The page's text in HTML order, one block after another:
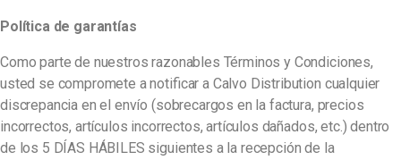
Política de garantías
Como parte de nuestros razonables Términos y Condiciones,
usted se compromete a notificar a Calvo Distribution cualquier
discrepancia en el envío (sobrecargos en la factura, precios
incorrectos, artículos incorrectos, artículos dañados, etc.) dentro
de los 5 DÍAS HÁBILES siguientes a la recepción de la